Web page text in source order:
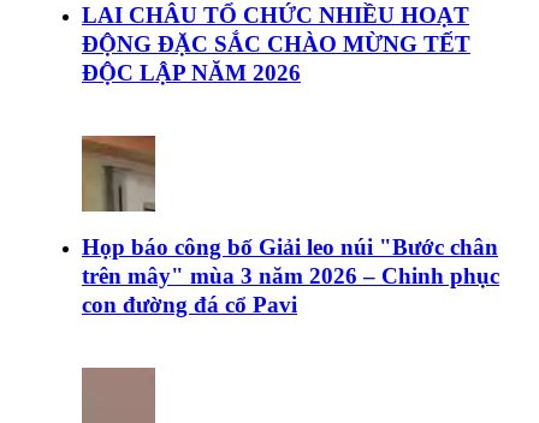
LAI CHÂU TỔ CHỨC NHIỀU HOẠT
ĐỘNG ĐẶC SẮC CHÀO MỪNG TẾT
ĐỘC LẬP NĂM 2026
Họp báo công bố Giải leo núi "Bước chân
trên mây" mùa 3 năm 2026 – Chinh phục
con đường đá cổ Pavi